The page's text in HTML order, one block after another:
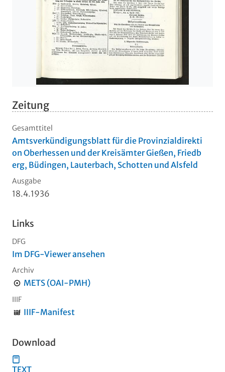
Zeitung
Gesamttitel
Amtsverkündigungsblatt für die Provinzialdirekti
on Oberhessen und der Kreisämter Gießen, Friedb
erg, Büdingen, Lauterbach, Schotten und Alsfeld
Ausgabe
18.4.1936
Links
DFG
Im DFG-Viewer ansehen
Archiv
METS (OAI-PMH)
IIIF
IIIF-Manifest
Download
TEXT